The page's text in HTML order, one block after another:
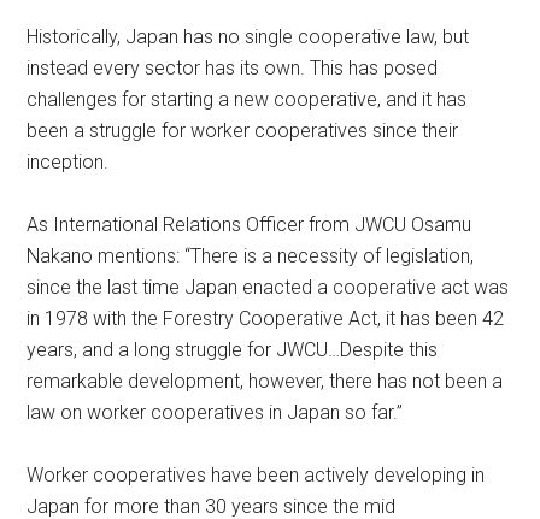
Historically, Japan has no single cooperative law, but
instead every sector has its own. This has posed
challenges for starting a new cooperative, and it has
been a struggle for worker cooperatives since their
inception.
As International Relations Officer from JWCU Osamu
Nakano mentions: “There is a necessity of legislation,
since the last time Japan enacted a cooperative act was
in 1978 with the Forestry Cooperative Act, it has been 42
years, and a long struggle for JWCU…Despite this
remarkable development, however, there has not been a
law on worker cooperatives in Japan so far.”
Worker cooperatives have been actively developing in
Japan for more than 30 years since the mid